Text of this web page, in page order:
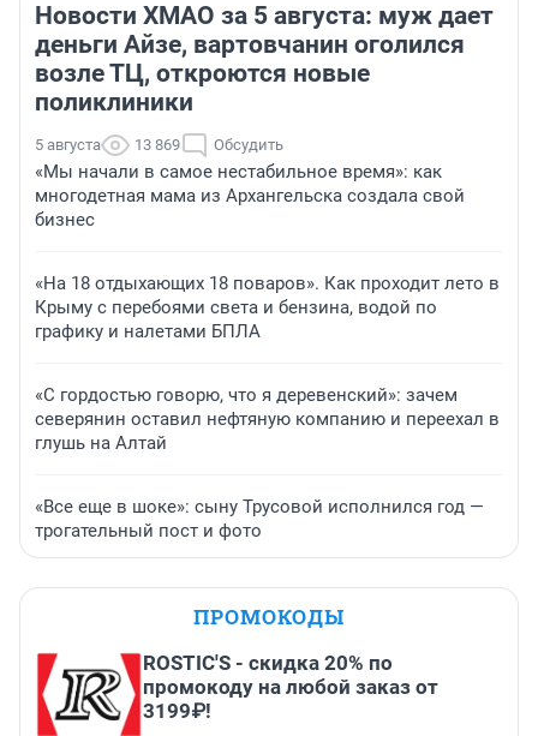
Новости ХМАО за 5 августа: муж дает
деньги Айзе, вартовчанин оголился
возле ТЦ, откроются новые
поликлиники
5 августа 13 869 Обсудить
«Мы начали в самое нестабильное время»: как
многодетная мама из Архангельска создала свой
бизнес
«На 18 отдыхающих 18 поваров». Как проходит лето в
Крыму с перебоями света и бензина, водой по
графику и налетами БПЛА
«С гордостью говорю, что я деревенский»: зачем
северянин оставил нефтяную компанию и переехал в
глушь на Алтай
«Все еще в шоке»: сыну Трусовой исполнился год —
трогательный пост и фото
ПРОМОКОДЫ
ROSTIC'S - скидка 20% по
промокоду на любой заказ от
3199₽!